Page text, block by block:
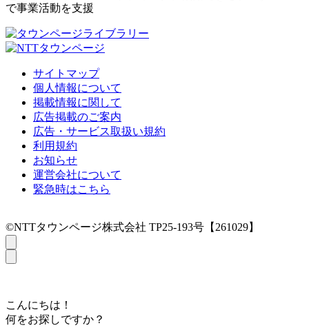
で事業活動を支援
サイトマップ
個人情報について
掲載情報に関して
広告掲載のご案内
広告・サービス取扱い規約
利用規約
お知らせ
運営会社について
緊急時はこちら
©NTTタウンページ株式会社 TP25-193号【261029】
こんにちは！
何をお探しですか？